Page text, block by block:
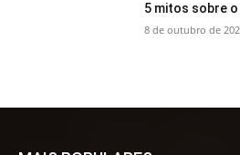
5 mitos sobre
8 de outubro de